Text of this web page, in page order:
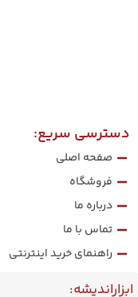
ابزاراندیشه:
دسترسی سریع:
صفحه اصلی
فروشگاه
درباره ما
تماس با ما
راهنمای خرید اینترنتی